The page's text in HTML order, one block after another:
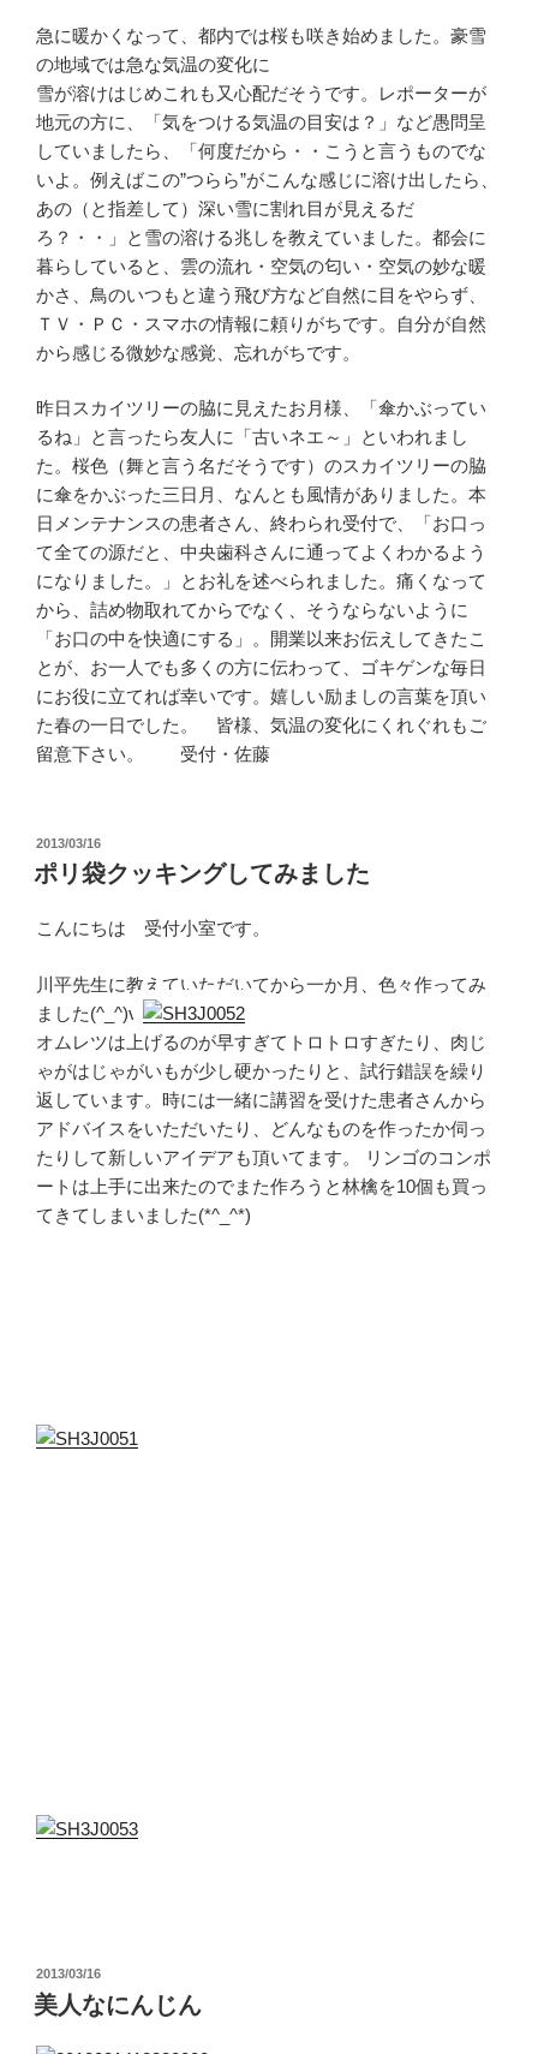
急に暖かくなって、都内では桜も咲き始めました。豪雪
の地域では急な気温の変化に
雪が溶けはじめこれも又心配だそうです。レポーターが
地元の方に、「気をつける気温の目安は？」など愚問呈
していましたら、「何度だから・・こうと言うものでな
いよ。例えばこの”つらら”がこんな感じに溶け出したら、
あの（と指差して）深い雪に割れ目が見えるだ
ろ？・・」と雪の溶ける兆しを教えていました。都会に
暮らしていると、雲の流れ・空気の匂い・空気の妙な暖
かさ、鳥のいつもと違う飛び方など自然に目をやらず、
ＴＶ・ＰＣ・スマホの情報に頼りがちです。自分が自然
から感じる微妙な感覚、忘れがちです。
昨日スカイツリーの脇に見えたお月様、「傘かぶってい
るね」と言ったら友人に「古いネエ～」といわれまし
た。桜色（舞と言う名だそうです）のスカイツリーの脇
に傘をかぶった三日月、なんとも風情がありました。本
日メンテナンスの患者さん、終わられ受付で、「お口っ
て全ての源だと、中央歯科さんに通ってよくわかるよう
になりました。」とお礼を述べられました。痛くなって
から、詰め物取れてからでなく、そうならないように
「お口の中を快適にする」。開業以来お伝えしてきたこ
とが、お一人でも多くの方に伝わって、ゴキゲンな毎日
にお役に立てれば幸いです。嬉しい励ましの言葉を頂い
た春の一日でした。 皆様、気温の変化にくれぐれもご
留意下さい。 受付・佐藤
投
稿
日:
2013/03/16
ポリ袋クッキングしてみました
こんにちは 受付小室です。
川平先生に教えていただいてから一か月、色々作ってみ
ました(^_^)v
オムレツは上げるのが早すぎてトロトロすぎたり、肉じ
ゃがはじゃがいもが少し硬かったりと、試行錯誤を繰り
返しています。時には一緒に講習を受けた患者さんから
アドバイスをいただいたり、どんなものを作ったか伺っ
たりして新しいアイデアも頂いてます。 リンゴのコンポ
ートは上手に出来たのでまた作ろうと林檎を10個も買っ
てきてしまいました(*^_^*)
投
稿
日:
2013/03/16
美人なにんじん